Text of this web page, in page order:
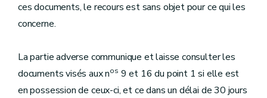
ces documents, le recours est sans objet pour ce qui les
concerne.
La partie adverse communique et laisse consulter les
documents visés aux nos 9 et 16 du point 1 si elle est
en possession de ceux-ci, et ce dans un délai de 30 jours